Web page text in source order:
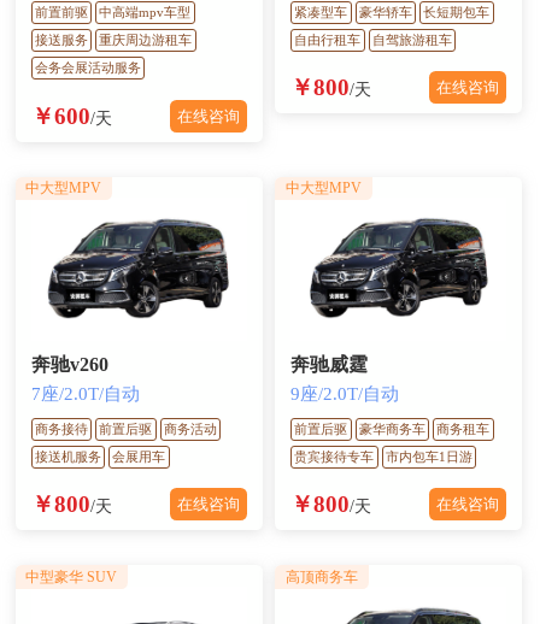
前置前驱
中高端mpv车型
接送服务
重庆周边游租车
会务会展活动服务
￥600/天 在线咨询
紧凑型车 豪华轿车
长短期包车
自由行租车
自驾旅游租车
￥800/天 在线咨询
奔驰v260
7座/2.0T/自动
商务接待 前置后驱
商务活动
接送机服务
会展用车
￥800/天 在线咨询
中大型MPV
奔驰威霆
9座/2.0T/自动
前置后驱 豪华商务车
商务租车
贵宾接待专车
市内包车1日游
￥800/天 在线咨询
中大型MPV
中型豪华 SUV 高顶商务车